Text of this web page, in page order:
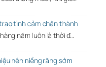
tình cảm chân thành
năm luôn là thời đ…
nên niềng răng sớm